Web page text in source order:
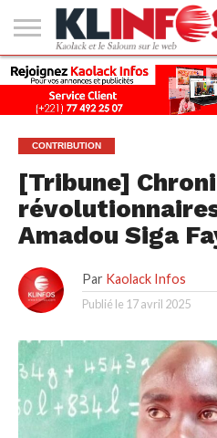
#2
(PAS
DE
TITRE)
KAOLACK
POLITIQUE
ECONOMIE
SOCIÉTÉ
CULTURE
PEOPLE
SPORT
SANTÉ
AFRIQUE
INTERNATIONAL
EMPLOI &
FORMATION
CONTRIBUTION
[Tribune]
Amadou Siga
Par Kaolack Infos
Publié le 17 avril 2025